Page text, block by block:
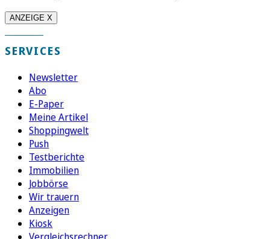
ANZEIGE X
SERVICES
Newsletter
Abo
E-Paper
Meine Artikel
Shoppingwelt
Push
Testberichte
Immobilien
Jobbörse
Wir trauern
Anzeigen
Kiosk